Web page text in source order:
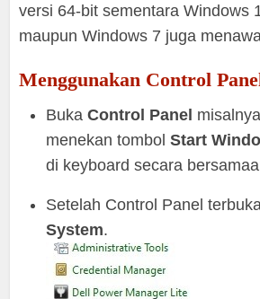
versi 64-bit sementara Windows
maupun Windows 7 juga
Menggunakan Control
BukaControl Panel
menekan tombolStart
di keyboard secara
Setelah Control Panel
System.